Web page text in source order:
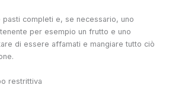
completi e, se necessario, uno
per esempio un frutto e uno
di essere affamati e mangiare tutto ciò
restrittiva